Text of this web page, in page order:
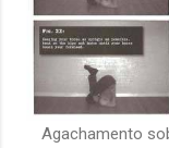
Agachamento